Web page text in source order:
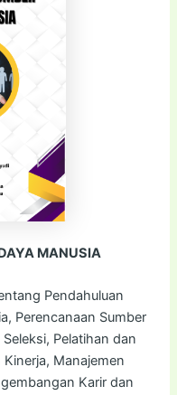
MANUSIA
Pendahuluan
Perencanaan Sumber
Pelatihan dan
Manajemen
Karir dan